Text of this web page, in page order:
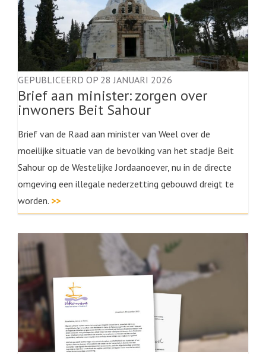
GEPUBLICEERD OP 28 JANUARI 2026
Brief aan minister: zorgen over
inwoners Beit Sahour
Brief van de Raad aan minister van Weel over de
moeilijke situatie van de bevolking van het stadje Beit
Sahour op de Westelijke Jordaanoever, nu in de directe
omgeving een illegale nederzetting gebouwd dreigt te
worden. >>